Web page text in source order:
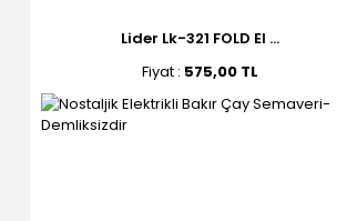
Lider Lk-321 FOLD El ...
Fiyat : 575,00 TL